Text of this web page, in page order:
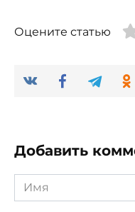
Оцените статью
Добавить
Имя
*